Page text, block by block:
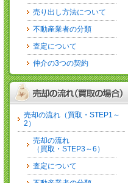
売り出し方法について
不動産業者の分類
査定について
仲介の3つの契約
売却の流れ（買取・STEP1～
2）
売却の流れ
（買取・STEP3～6）
査定について